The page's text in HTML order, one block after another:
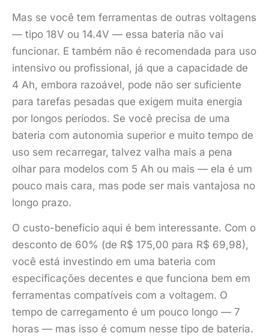
Mas se você tem ferramentas de outras voltagens
— tipo 18V ou 14.4V — essa bateria não vai
funcionar. E também não é recomendada para uso
intensivo ou profissional, já que a capacidade de
4 Ah, embora razoável, pode não ser suficiente
para tarefas pesadas que exigem muita energia
por longos períodos. Se você precisa de uma
bateria com autonomia superior e muito tempo de
uso sem recarregar, talvez valha mais a pena
olhar para modelos com 5 Ah ou mais — ela é um
pouco mais cara, mas pode ser mais vantajosa no
longo prazo.
O custo-benefício aqui é bem interessante. Com o
desconto de 60% (de R$ 175,00 para R$ 69,98),
você está investindo em uma bateria com
especificações decentes e que funciona bem em
ferramentas compatíveis com a voltagem. O
tempo de carregamento é um pouco longo — 7
horas — mas isso é comum nesse tipo de bateria.